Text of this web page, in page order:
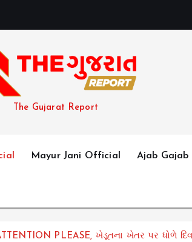
The Gujarat Report
Mayur Jani Official Ajab Gajab
PLEASE, ખેડૂતના ખેતર પર ધોળે